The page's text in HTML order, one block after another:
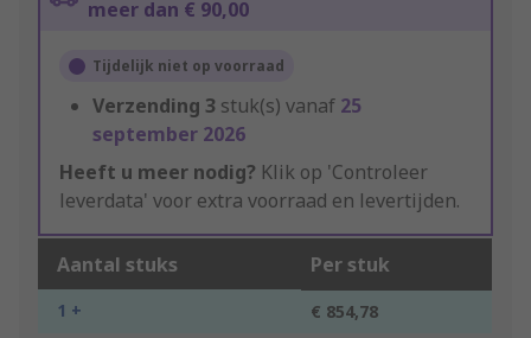
meer dan € 90,00
Tijdelijk niet op voorraad
Verzending 3 stuk(s) vanaf 25
september 2026
Heeft u meer nodig? Klik op 'Controleer
leverdata' voor extra voorraad en levertijden.
Aantal stuks Per stuk
1 + € 854,78